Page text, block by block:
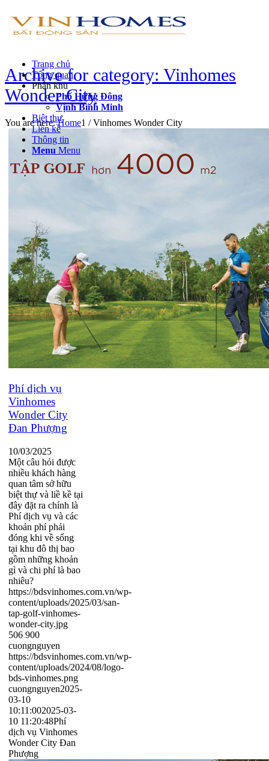
Trang chủ
Tổng quan
Phân khu
Phố Hừng Đông
Vịnh Bình Minh
Biệt thự
Liền kề
Thông tin
Menu Menu
Archive for category: Vinhomes
Wonder City
You are here: Home1 / Vinhomes Wonder City
Phí dịch vụ
Vinhomes
Wonder City
Đan Phượng
10/03/2025
Một câu hỏi được
nhiều khách hàng
quan tâm sở hữu
biệt thự và liề kề tại
đây đặt ra chính là
Phí dịch vụ và các
khoản phí phải
đóng khi về sống
tại khu đô thị bao
gồm những khoản
gì và chi phí là bao
nhiêu?
https://bdsvinhomes.com.vn/wp-
content/uploads/2025/03/san-
tap-golf-vinhomes-
wonder-city.jpg
506 900
cuongnguyen
https://bdsvinhomes.com.vn/wp-
content/uploads/2024/08/logo-
bds-vinhomes.png
cuongnguyen2025-
03-10
10:11:002025-03-
10 11:20:48Phí
dịch vụ Vinhomes
Wonder City Đan
Phượng